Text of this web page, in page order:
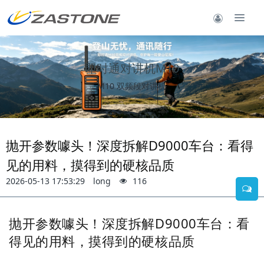
即时通对讲机M10
M10 双频段对讲机
抛开参数噱头！深度拆解D9000车台：看得
见的用料，摸得到的硬核品质
2026-05-13 17:53:29 long 116
抛开参数噱头！深度拆解D9000车台：看
得见的用料，摸得到的硬核品质